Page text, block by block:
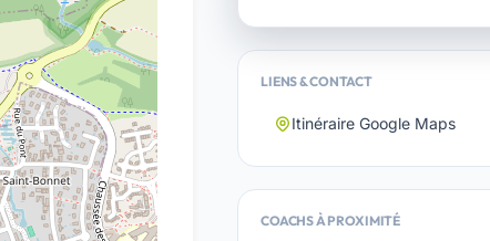
LIENS & CONTACT
Itinéraire Google Maps
COACHS À PROXIMITÉ